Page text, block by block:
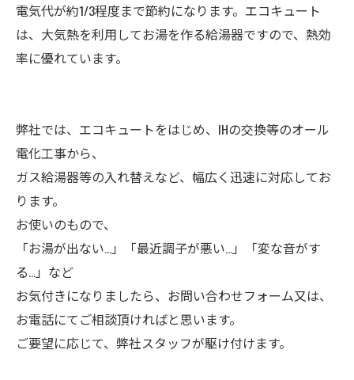
電気代が約1/3程度まで節約になります。エコキュート
は、大気熱を利用してお湯を作る給湯器ですので、熱効
率に優れています。
弊社では、エコキュートをはじめ、IHの交換等のオール
電化工事から、
ガス給湯器等の入れ替えなど、幅広く迅速に対応してお
ります。
お使いのもので、
「お湯が出ない...」「最近調子が悪い...」「変な音がす
る...」など
お気付きになりましたら、お問い合わせフォーム又は、
お電話にてご相談頂ければと思います。
ご要望に応じて、弊社スタッフが駆け付けます。